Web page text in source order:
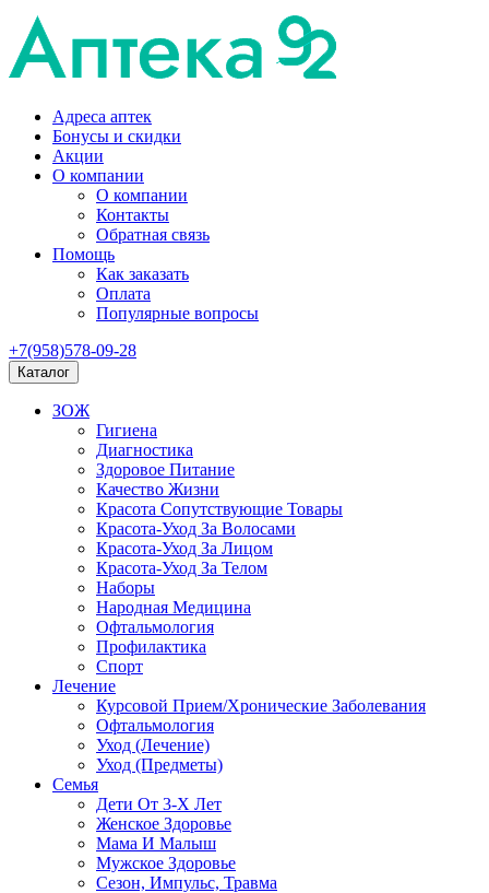
Адреса аптек
Бонусы и скидки
Акции
О компании
О компании
Контакты
Обратная связь
Помощь
Как заказать
Оплата
Популярные вопросы
+7(958)578-09-28
Каталог
ЗОЖ
Гигиена
Диагностика
Здоровое Питание
Качество Жизни
Красота Сопутствующие Товары
Красота-Уход За Волосами
Красота-Уход За Лицом
Красота-Уход За Телом
Наборы
Народная Медицина
Офтальмология
Профилактика
Спорт
Лечение
Курсовой Прием/Хронические Заболевания
Офтальмология
Уход (Лечение)
Уход (Предметы)
Семья
Дети От 3-Х Лет
Женское Здоровье
Мама И Малыш
Мужское Здоровье
Сезон, Импульс, Травма